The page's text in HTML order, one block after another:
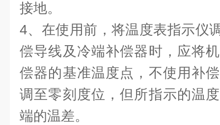
接地。
4、在使用前，将温度表指示仪
偿导线及冷端补偿器时，应将
偿器的基准温度点，不使用补
调至零刻度位，但所指示的温
端的温差。